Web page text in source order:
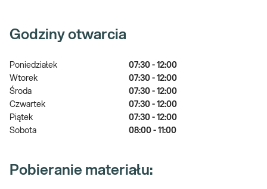
Godziny otwarcia
Poniedziałek
07:30 - 12:00
Wtorek
07:30 - 12:00
Środa
07:30 - 12:00
Czwartek
07:30 - 12:00
Piątek
07:30 - 12:00
Sobota
08:00 - 11:00
Pobieranie materiału: